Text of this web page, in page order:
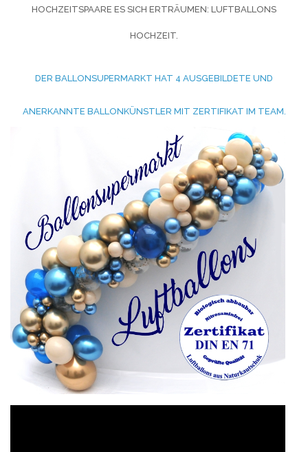
HOCHZEITSPAARE ES SICH ERTRÄUMEN: LUFTBALLONS
HOCHZEIT.
DER BALLONSUPERMARKT HAT 4 AUSGEBILDETE UND
ANERKANNTE BALLONKÜNSTLER MIT ZERTIFIKAT IM TEAM.